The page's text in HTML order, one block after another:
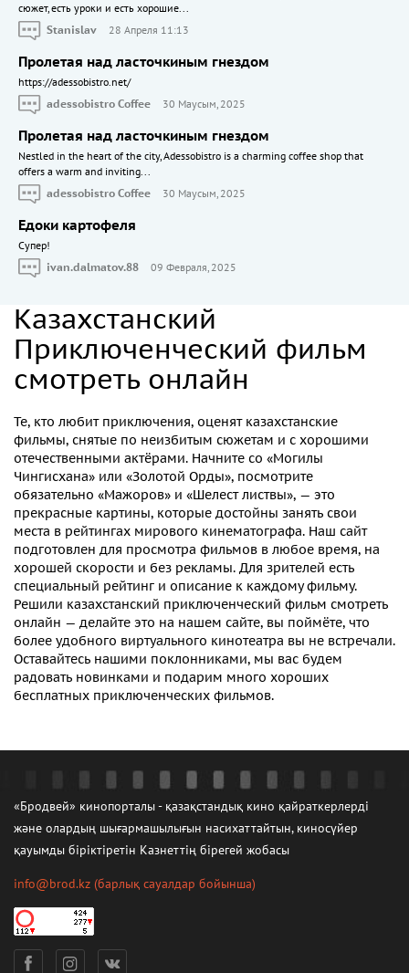
сюжет, есть уроки и есть хорошие...
Stanislav
28 Апреля 11:13
Пролетая над ласточкиным гнездом
https://adessobistro.net/
adessobistro Coffee
30 Маусым, 2025
Пролетая над ласточкиным гнездом
Nestled in the heart of the city, Adessobistro is a charming coffee shop that
offers a warm and inviting...
adessobistro Coffee
30 Маусым, 2025
Едоки картофеля
Cупер!
ivan.dalmatov.88
09 Февраля, 2025
Казахстанский
Приключенческий фильм
смотреть онлайн
Те, кто любит приключения, оценят казахстанские
фильмы, снятые по неизбитым сюжетам и с хорошими
отечественными актёрами. Начните со «Могилы
Чингисхана» или «Золотой Орды», посмотрите
обязательно «Мажоров» и «Шелест листвы», — это
прекрасные картины, которые достойны занять свои
места в рейтингах мирового кинематографа. Наш сайт
подготовлен для просмотра фильмов в любое время, на
хорошей скорости и без рекламы. Для зрителей есть
специальный рейтинг и описание к каждому фильму.
Решили казахстанский приключенческий фильм смотреть
онлайн — делайте это на нашем сайте, вы поймёте, что
более удобного виртуального кинотеатра вы не встречали.
Оставайтесь нашими поклонниками, мы вас будем
радовать новинками и подарим много хороших
бесплатных приключенческих фильмов.
«Бродвей» кинопорталы - қазақстандық кино қайраткерлерді
және олардың шығармашылығын насихаттайтын, киносүйер
қауымды біріктіретін Казнеттің бірегей жобасы
info@brod.kz (барлық сауалдар бойынша)